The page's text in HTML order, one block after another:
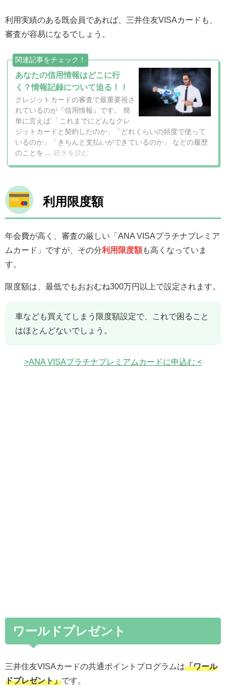
利用実績のある既会員であれば、三井住友VISAカードも、
審査が容易になるでしょう。
利用限度額
年会費が高く、審査の厳しい「ANA VISAプラチナプレミア
ムカード」ですが、その分利用限度額も高くなっていま
す。
限度額は、最低でもおおむね300万円以上で設定されます。
車なども買えてしまう限度額設定で、これで困ること
はほとんどないでしょう。
>ANA VISAプラチナプレミアムカードに申込む <
ワールドプレゼント
三井住友VISAカードの共通ポイントプログラムは「ワール
ドプレゼント」です。